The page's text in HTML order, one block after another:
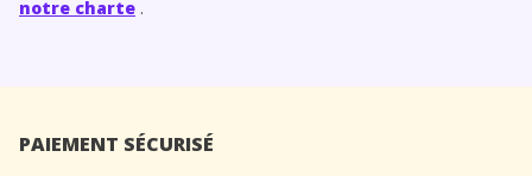
notre charte .
PAIEMENT SÉCURISÉ